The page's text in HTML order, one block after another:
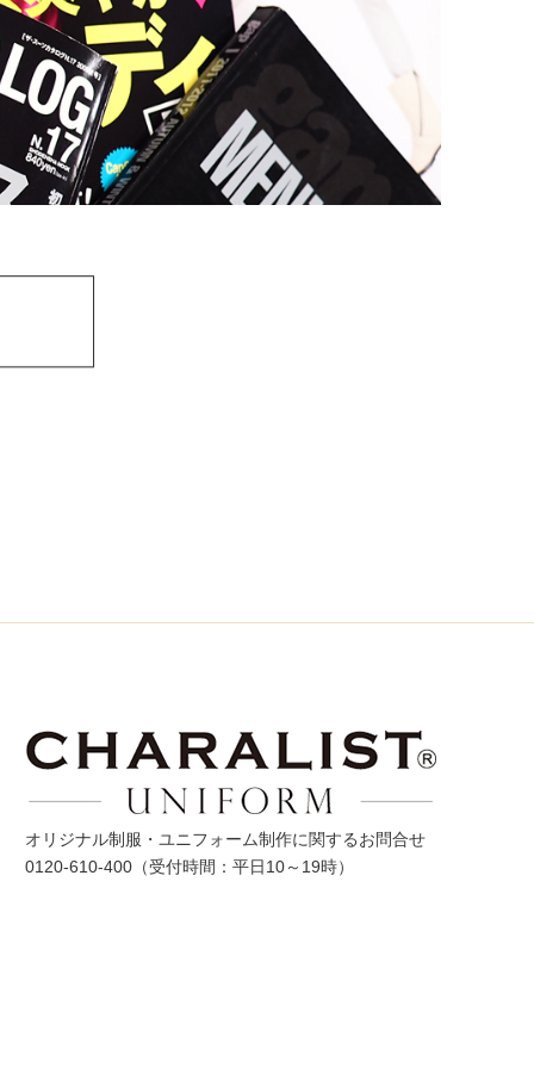
オリジナル制服・ユニフォーム制作に関するお問合せ
0120-610-400 （受付時間：平日10～19時）